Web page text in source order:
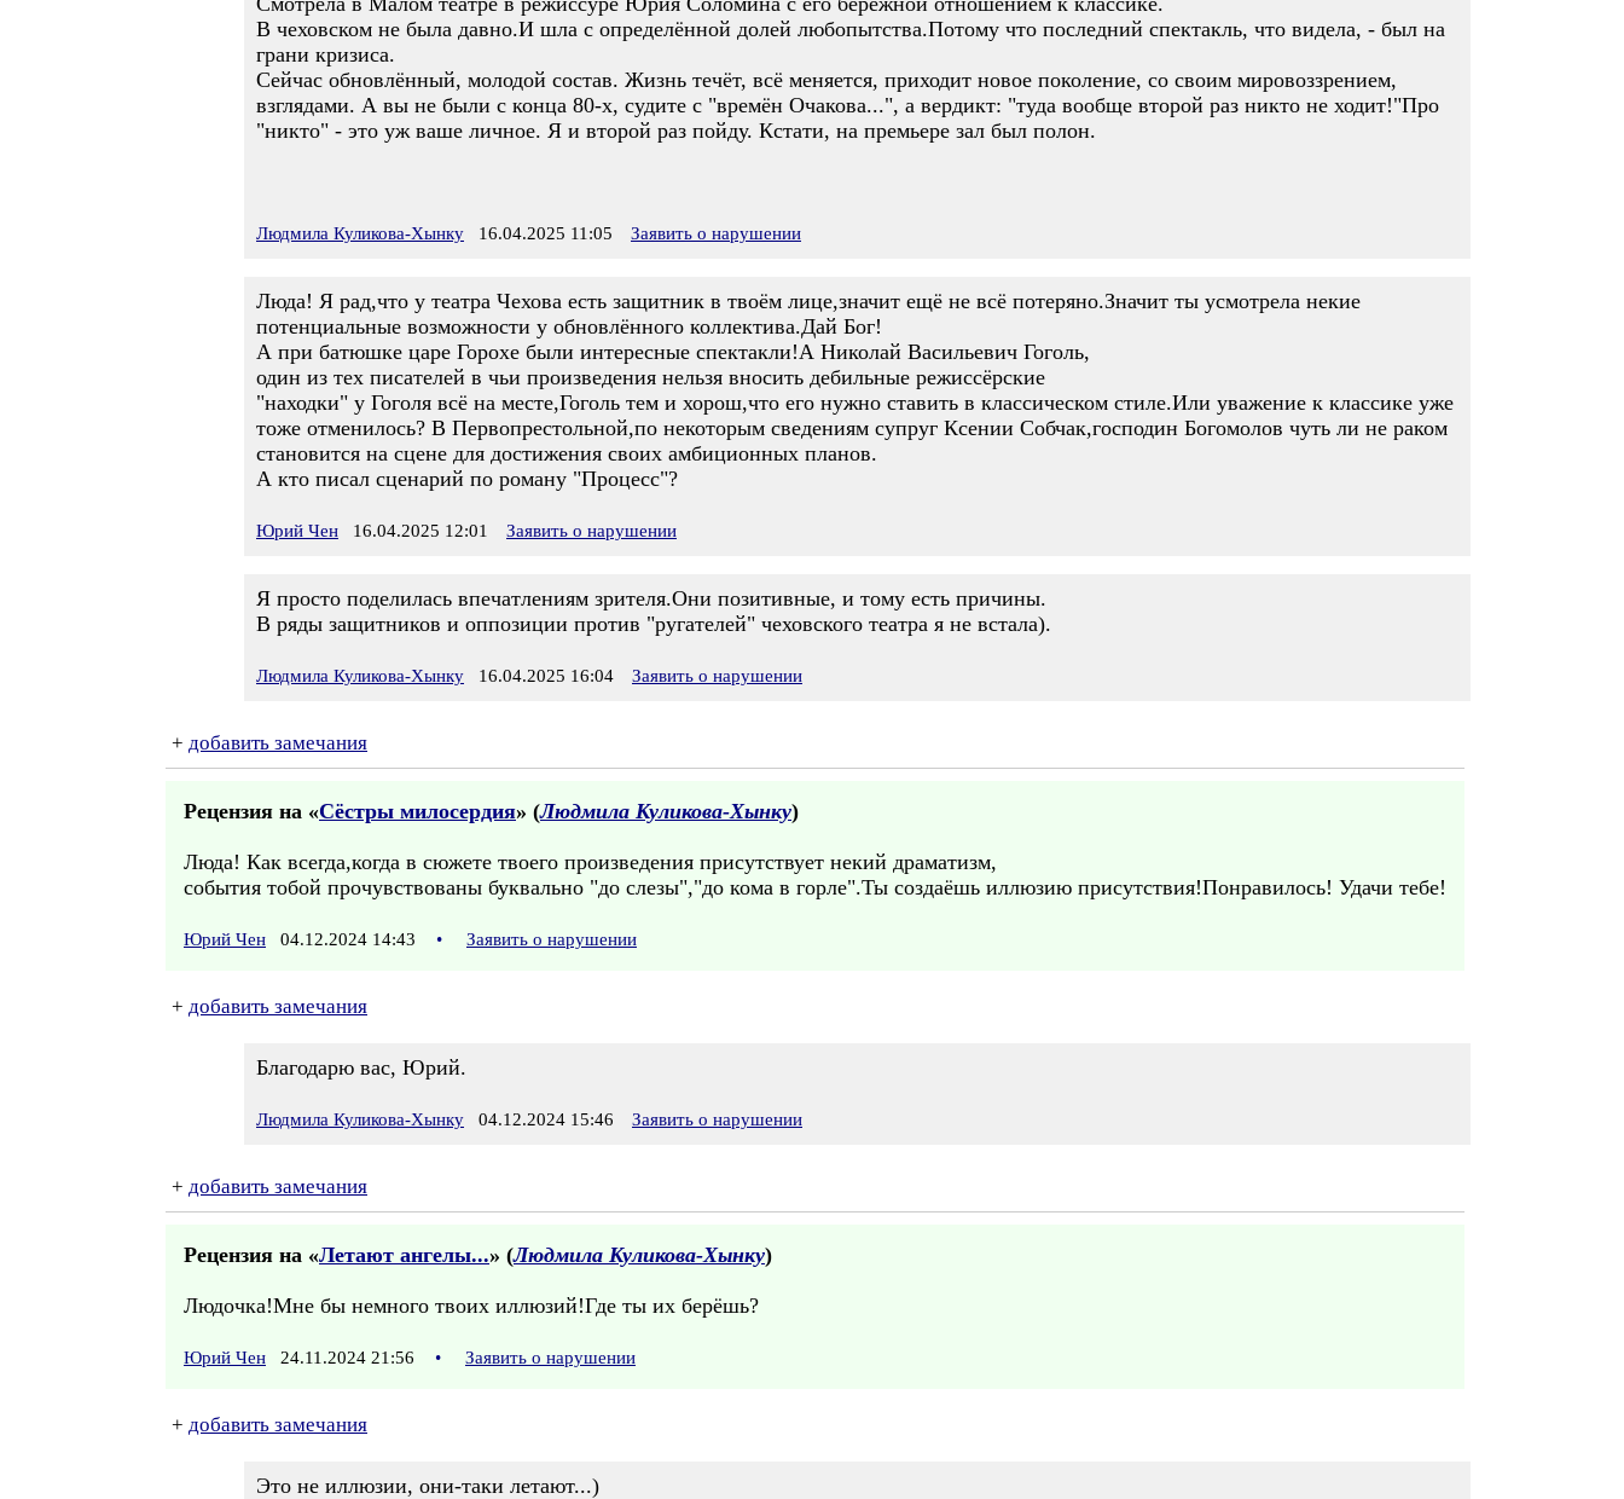
В чеховском не была давно.И шла с определённой долей любопытства.Потому что последний спектакль, что видела, - был на
грани кризиса.
Сейчас обновлённый, молодой состав. Жизнь течёт, всё меняется, приходит новое поколение, со своим мировоззрением,
взглядами. А вы не были с конца 80-х, судите с "времён Очакова...", а вердикт: "туда вообще второй раз никто не ходит!"Про
"никто" - это уж ваше личное. Я и второй раз пойду. Кстати, на премьере зал был полон.
Людмила Куликова-Хынку 16.04.2025 11:05 Заявить о нарушении
Люда! Я рад,что у театра Чехова есть защитник в твоём лице,значит ещё не всё потеряно.Значит ты усмотрела некие
потенциальные возможности у обновлённого коллектива.Дай Бог!
А при батюшке царе Горохе были интересные спектакли!А Николай Васильевич Гоголь,
один из тех писателей в чьи произведения нельзя вносить дебильные режиссёрские
"находки" у Гоголя всё на месте,Гоголь тем и хорош,что его нужно ставить в классическом стиле.Или уважение к классике уже
тоже отменилось? В Первопрестольной,по некоторым сведениям супруг Ксении Собчак,господин Богомолов чуть ли не раком
становится на сцене для достижения своих амбиционных планов.
А кто писал сценарий по роману "Процесс"?
Юрий Чен 16.04.2025 12:01 Заявить о нарушении
Я просто поделилась впечатлениям зрителя.Они позитивные, и тому есть причины.
В ряды защитников и оппозиции против "ругателей" чеховского театра я не встала).
Людмила Куликова-Хынку 16.04.2025 16:04 Заявить о нарушении
+ добавить замечания
Рецензия на «Сёстры милосердия» (Людмила Куликова-Хынку)
Люда! Как всегда,когда в сюжете твоего произведения присутствует некий драматизм,
события тобой прочувствованы буквально "до слезы","до кома в горле".Ты создаёшь иллюзию присутствия!Понравилось! Удачи тебе!
Юрий Чен 04.12.2024 14:43 • Заявить о нарушении
+ добавить замечания
Благодарю вас, Юрий.
Людмила Куликова-Хынку 04.12.2024 15:46 Заявить о нарушении
+ добавить замечания
Рецензия на «Летают ангелы...» (Людмила Куликова-Хынку)
Людочка!Мне бы немного твоих иллюзий!Где ты их берёшь?
Юрий Чен 24.11.2024 21:56 • Заявить о нарушении
+ добавить замечания
Это не иллюзии, они-таки летают...)